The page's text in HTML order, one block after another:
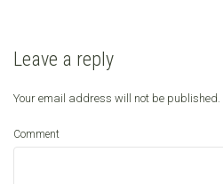
Leave a reply
Your email address will not be published.
Comment